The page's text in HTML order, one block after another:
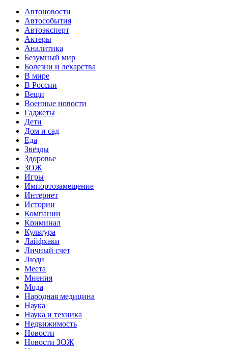
Автоновости
Автособытия
Автоэксперт
Актеры
Аналитика
Безумный мир
Болезни и лекарства
В мире
В России
Вещи
Военные новости
Гаджеты
Дети
Дом и сад
Еда
Звёзды
Здоровье
ЗОЖ
Игры
Импортозамещение
Интернет
Истории
Компании
Криминал
Культура
Лайфхаки
Личный счет
Люди
Места
Мнения
Мода
Народная медицина
Наука
Наука и техника
Недвижимость
Новости
Новости ЗОЖ